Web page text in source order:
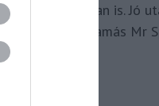
zárt csoportunkban is. Jó
Kassay Tamás Mr